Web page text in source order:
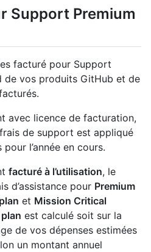
Support Premium
facturé pour Support
de vos produits GitHub et de
avec licence de facturation,
de support est appliqué
l’année en cours.
facturé à l’utilisation, le
d’assistance pour Premium
et Mission Critical
est calculé soit sur la
de vos dépenses estimées
un montant annuel